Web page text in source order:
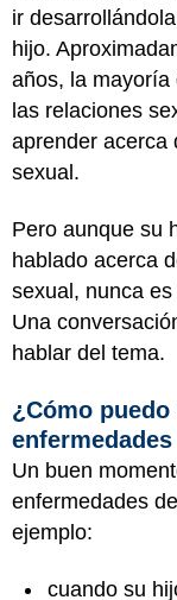
ir
hijo.
años, la mayoría
las relaciones
aprender acerca
sexual.
Pero aunque su
hablado acerca
sexual, nunca
Una
hablar del tema.
¿Cómo
Un buen
enfermedades
ejemplo:
cuando su